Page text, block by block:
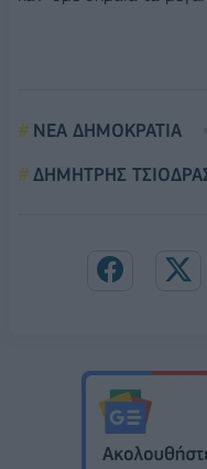
ΝΕΑ ΔΗΜΟΚΡΑΤΙΑ
ΔΗΜΗΤΡΗΣ